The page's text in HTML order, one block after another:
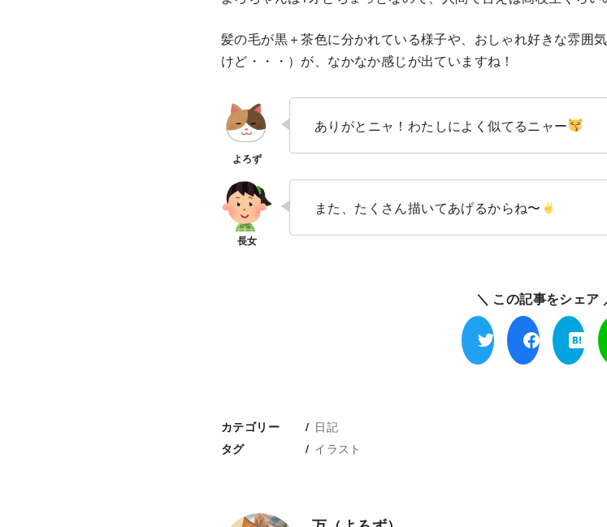
髪の毛が黒＋茶色に分かれている様子や、おしゃれ好きな雰囲
けど・・・）が、なかなか感じが出ていますね！
ありがとニャ！わたしによく似てるニャー
また、たくさん描いてあげるからね〜
＼ この記事をシェア
カテゴリー 日記
タグ イラスト